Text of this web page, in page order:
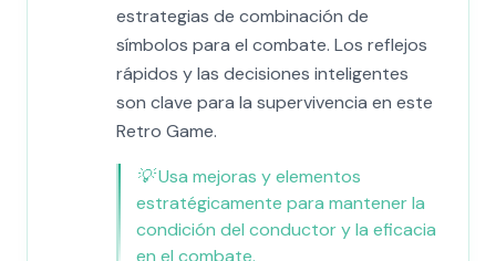
estrategias de combinación de
símbolos para el combate. Los reflejos
rápidos y las decisiones inteligentes
son clave para la supervivencia en este
Retro Game.
💡Usa mejoras y elementos
estratégicamente para mantener la
condición del conductor y la eficacia
en el combate.